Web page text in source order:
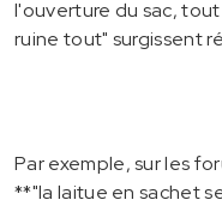
l'ouverture du sac,
ruine tout" surgissent
Par exemple, sur les
**"la laitue en sachet